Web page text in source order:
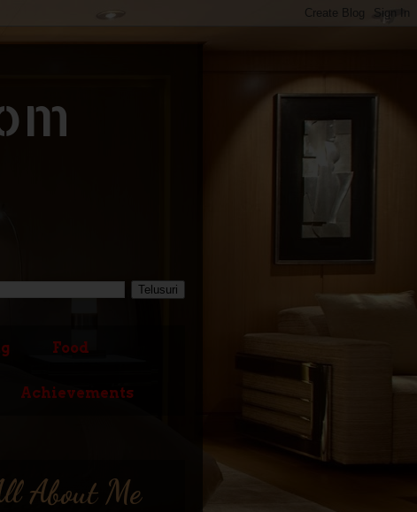
Food
Achievements
About Me